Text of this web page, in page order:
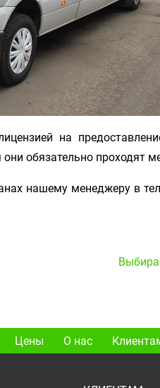
на
обязательно проходят
нашему менеджеру в
Цены О нас